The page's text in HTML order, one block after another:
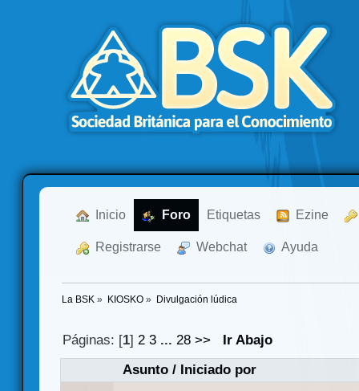
Inicio Foro Etiquetas Ezine
Registrarse Webchat Ayuda
La BSK » KIOSKO» Divulgación lúdica
Páginas: [1]2 3 ...28 >>
Ir Abajo
Asunto/ Iniciado por